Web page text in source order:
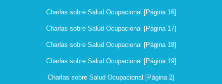
Charlas sobre Salud Ocupacional [Página 16]
Charlas sobre Salud Ocupacional [Página 17]
Charlas sobre Salud Ocupacional [Página 18]
Charlas sobre Salud Ocupacional [Página 19]
Charlas sobre Salud Ocupacional [Página 2]